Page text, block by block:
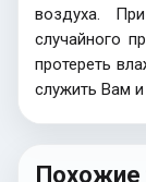
воздуха. При
случайного
протереть
служить Вам
Похожие